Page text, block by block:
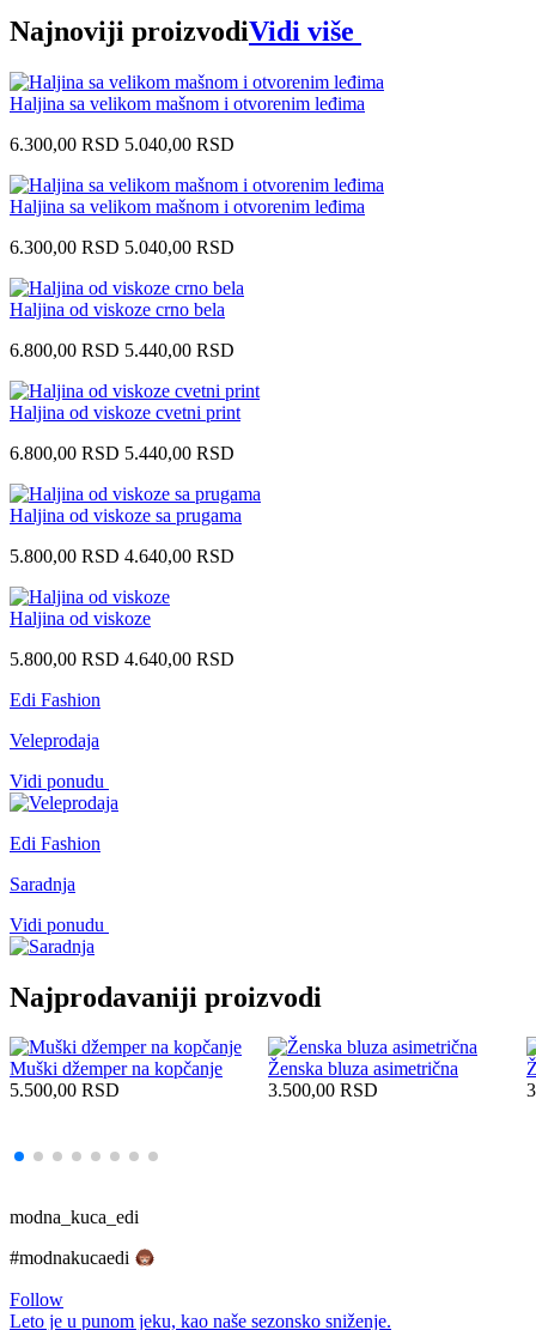
Najnoviji proizvodiVidi više
Haljina sa velikom mašnom i otvorenim leđima
6.300,00 RSD 5.040,00 RSD
Haljina sa velikom mašnom i otvorenim leđima
6.300,00 RSD 5.040,00 RSD
Haljina od viskoze crno bela
6.800,00 RSD 5.440,00 RSD
Haljina od viskoze cvetni print
6.800,00 RSD 5.440,00 RSD
Haljina od viskoze sa prugama
5.800,00 RSD 4.640,00 RSD
Haljina od viskoze
5.800,00 RSD 4.640,00 RSD
Edi Fashion
Veleprodaja
Vidi ponudu
Edi Fashion
Saradnja
Vidi ponudu
Najprodavaniji proizvodi
Muški džemper na kopčanje
5.500,00 RSD
Ženska bluza asimetrična
3.500,00 RSD
modna_kuca_edi
#modnakucaedi
Follow
Leto je u punom jeku, kao naše sezonsko sniženje.